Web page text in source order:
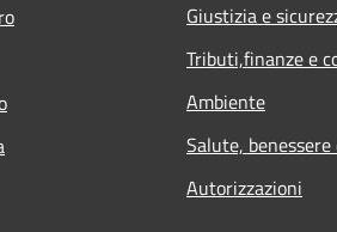
Giustizia e
Tributi,finanze e
Ambiente
Salute,
Autorizzazioni